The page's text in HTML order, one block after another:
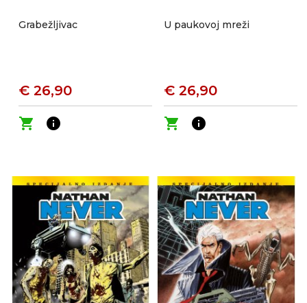
Grabežljivac
€ 26,90
shopping_cart
info
U paukovoj mreži
€ 26,90
shopping_cart
info